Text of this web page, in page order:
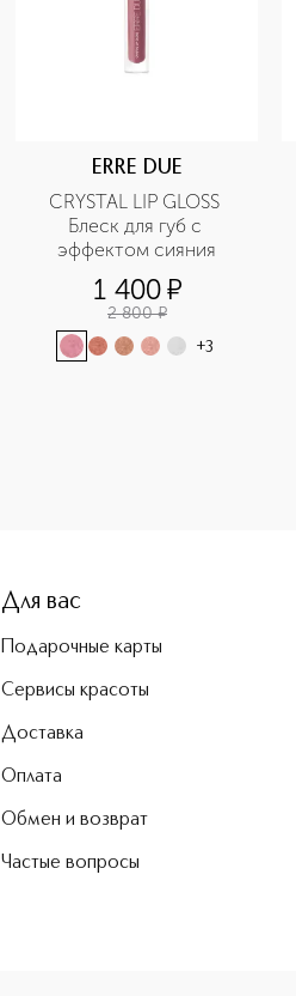
ERRE DUE
CRYSTAL LIP GLOSS
Блеск для губ с
эффектом сияния
1 400¤
2 800 ¤
+3
Для вас
Подарочные карты
Сервисы красоты
Доставка
Оплата
Обмен и возврат
Частые вопросы